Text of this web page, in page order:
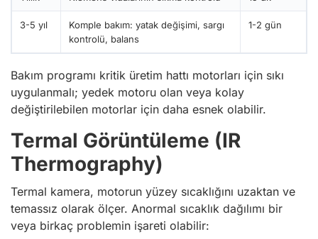
3-5 yıl
Komple bakım: yatak değişimi, sargı
kontrolü, balans
1-2 gün
Bakım programı kritik üretim hattı motorları için sıkı
uygulanmalı; yedek motoru olan veya kolay
değiştirilebilen motorlar için daha esnek olabilir.
Termal Görüntüleme (IR
Thermography)
Termal kamera, motorun yüzey sıcaklığını uzaktan ve
temassız olarak ölçer. Anormal sıcaklık dağılımı bir
veya birkaç problemin işareti olabilir: